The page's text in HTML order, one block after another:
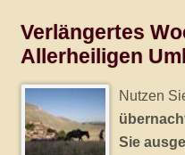
Verlängertes
Allerheiligen
Nutzen
Sie